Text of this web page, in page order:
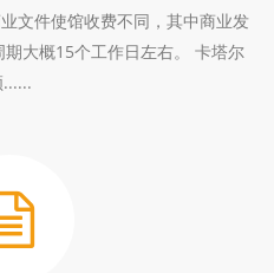
文件使馆收费不同，其中商业发
大概15个工作日左右。 卡塔尔